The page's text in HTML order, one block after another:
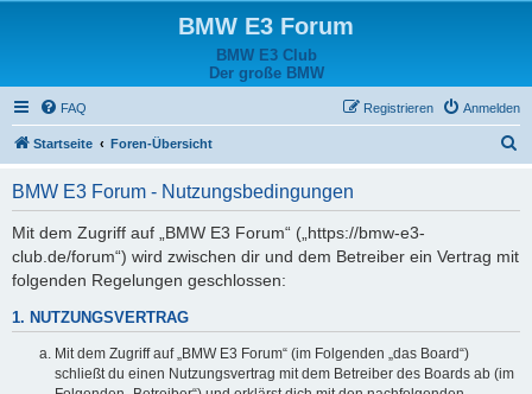
BMW E3 Forum
BMW E3 Club
Der große BMW
FAQ Anmelden
Registrieren
Startseite Foren-Übersicht
BMW E3 Forum - Nutzungsbedingungen
Mit dem Zugriff auf „BMW E3 Forum“ („https://bmw-e3-
club.de/forum“) wird zwischen dir und dem Betreiber ein Vertrag mit
folgenden Regelungen geschlossen:
1. NUTZUNGSVERTRAG
Mit dem Zugriff auf „BMW E3 Forum“ (im Folgenden „das Board“)
schließt du einen Nutzungsvertrag mit dem Betreiber des Boards ab (im